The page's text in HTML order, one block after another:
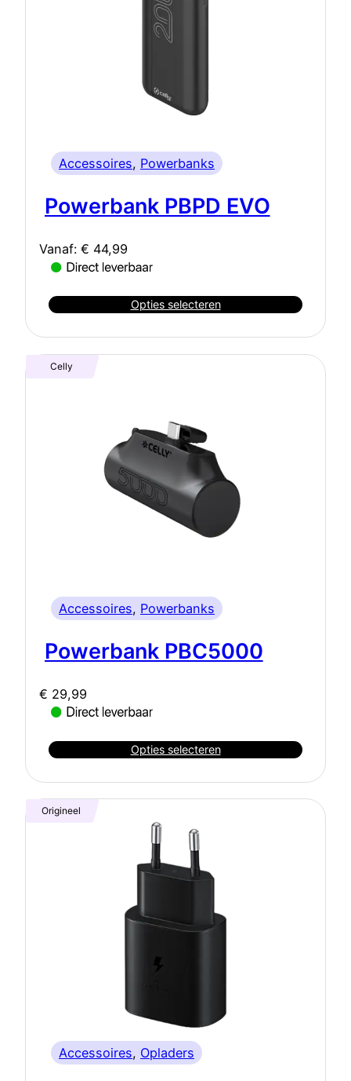
Accessoires, Powerbanks
Powerbank PBPD EVO
Vanaf: € 44,99
Opties selecteren
Celly
Accessoires, Powerbanks
Powerbank PBC5000
€ 29,99
Opties selecteren
Origineel
Accessoires, Opladers